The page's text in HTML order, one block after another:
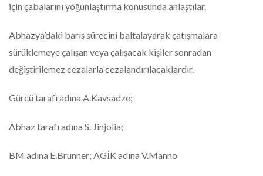
için çabalarını yoğunlaştırma konusunda anlaştılar.
Abhazya’daki barış sürecini baltalayarak çatışmalara
sürüklemeye çalışan veya çalışacak kişiler sonradan
değiştirilemez cezalarla cezalandırılacaklardır.
Gürcü tarafı adına A.Kavsadze;
Abhaz tarafı adına S. Jinjolia;
BM adına E.Brunner; AGİK adına V.Manno